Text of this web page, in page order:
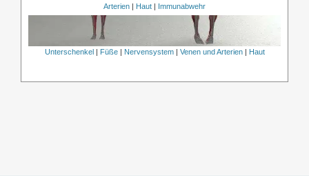
Arterien | Haut | Immunabwehr
Unterschenkel| Füße| Nervensystem| Venen und Arterien| Haut